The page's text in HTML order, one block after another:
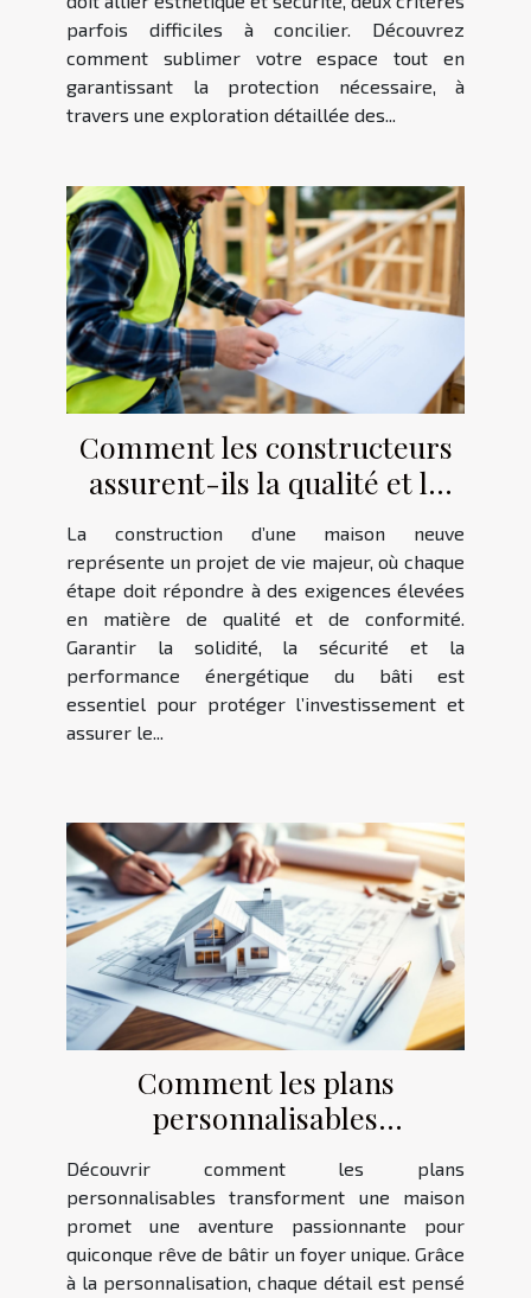
parfois difficiles à concilier. Découvrez
comment sublimer votre espace tout en
garantissant la protection nécessaire, à
travers une exploration détaillée des...
Comment les constructeurs
assurent-ils la qualité et la
conformité des maisons
neuves ?
La construction d’une maison neuve
représente un projet de vie majeur, où chaque
étape doit répondre à des exigences élevées
en matière de qualité et de conformité.
Garantir la solidité, la sécurité et la
performance énergétique du bâti est
essentiel pour protéger l’investissement et
assurer le...
Comment les plans
personnalisables
transforment-ils votre future
maison ?
Découvrir comment les plans
personnalisables transforment une maison
promet une aventure passionnante pour
quiconque rêve de bâtir un foyer unique. Grâce
à la personnalisation, chaque détail est pensé